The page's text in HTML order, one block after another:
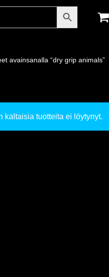
avainsanalla “dry grip animals”
kaltaisia tuotteita ei löytynyt.